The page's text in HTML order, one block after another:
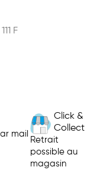
F
mail
Click &
Collect
Retrait
possible au
magasin